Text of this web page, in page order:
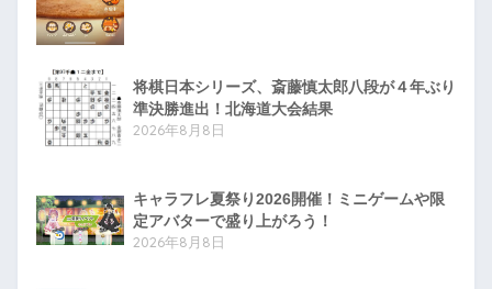
将棋日本シリーズ、斎藤慎太郎八段が４年ぶり
準決勝進出！北海道大会結果
2026年8月8日
キャラフレ夏祭り2026開催！ミニゲームや限
定アバターで盛り上がろう！
2026年8月8日